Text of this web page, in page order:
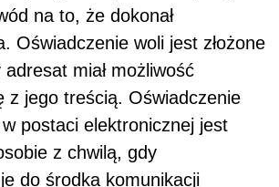
na to, że dokonał
Oświadczenie woli jest złożone
miał możliwość
z jego treścią. Oświadczenie
postaci elektronicznej jest
z chwilą, gdy
do środka komunikacji